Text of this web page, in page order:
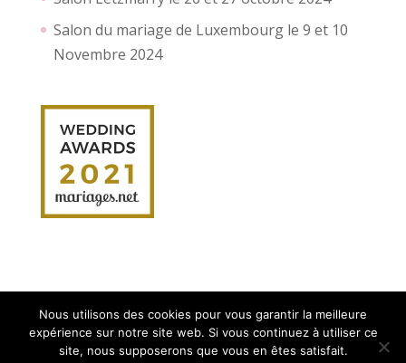
Salon du mariage de Luxembourg le 9 et 10
Novembre 2024
Création site internet : Myriam Corbet
Nous utilisons des cookies pour vous garantir la meilleure
expérience sur notre site web. Si vous continuez à utiliser ce
site, nous supposerons que vous en êtes satisfait.